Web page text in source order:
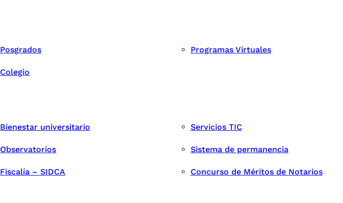
Posgrados Programas Virtuales
Colegio
Bienestar universitario Servicios TIC
Observatorios Sistema de permanencia
Fiscalía – SIDCA Concurso de Méritos de Notarios